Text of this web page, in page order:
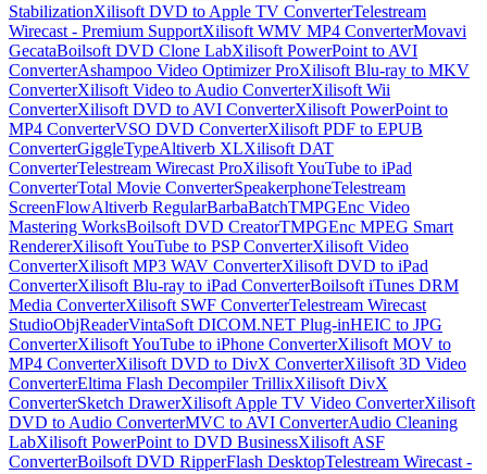
StabilizationXilisoft DVD to Apple TV ConverterTelestream
Wirecast - Premium SupportXilisoft WMV MP4 ConverterMovavi
GecataBoilsoft DVD Clone LabXilisoft PowerPoint to AVI
ConverterAshampoo Video Optimizer ProXilisoft Blu-ray to MKV
ConverterXilisoft Video to Audio ConverterXilisoft Wii
ConverterXilisoft DVD to AVI ConverterXilisoft PowerPoint to
MP4 ConverterVSO DVD ConverterXilisoft PDF to EPUB
ConverterGiggleTypeAltiverb XLXilisoft DAT
ConverterTelestream Wirecast ProXilisoft YouTube to iPad
ConverterTotal Movie ConverterSpeakerphoneTelestream
ScreenFlowAltiverb RegularBarbaBatchTMPGEnc Video
Mastering WorksBoilsoft DVD CreatorTMPGEnc MPEG Smart
RendererXilisoft YouTube to PSP ConverterXilisoft Video
ConverterXilisoft MP3 WAV ConverterXilisoft DVD to iPad
ConverterXilisoft Blu-ray to iPad ConverterBoilsoft iTunes DRM
Media ConverterXilisoft SWF ConverterTelestream Wirecast
StudioObjReaderVintaSoft DICOM.NET Plug-inHEIC to JPG
СonverterXilisoft YouTube to iPhone ConverterXilisoft MOV to
MP4 ConverterXilisoft DVD to DivX ConverterXilisoft 3D Video
ConverterEltima Flash Decompiler TrillixXilisoft DivX
ConverterSketch DrawerXilisoft Apple TV Video ConverterXilisoft
DVD to Audio ConverterMVC to AVI ConverterAudio Cleaning
LabXilisoft PowerPoint to DVD BusinessXilisoft ASF
ConverterBoilsoft DVD RipperFlash DesktopTelestream Wirecast -